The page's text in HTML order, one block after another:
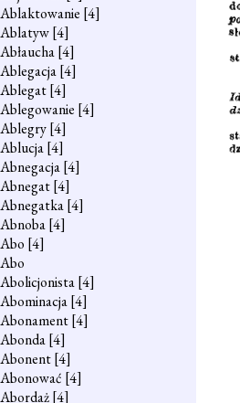
Ablaktowanie [4]
Ablatyw[4]
Abłaucha[4]
Ablegacja[4]
Ablegat[4]
Ablegowanie [4]
Ablegry[4]
Ablucja[4]
Abnegacja[4]
Abnegat[4]
Abnegatka[4]
Abnoba[4]
Abo [4]
Abo
Abolicjonista[4]
Abominacja[4]
Abonament[4]
Abonda[4]
Abonent[4]
Abonować [4]
Abordaż[4]